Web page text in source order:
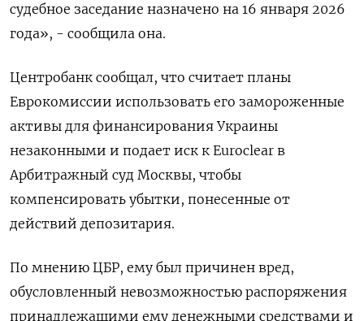
судебное заседание назначено на 16 января 2026
года», - сообщила она.
Центробанк сообщал, что считает планы
Еврокомиссии использовать его замороженные
активы для финансирования Украины
незаконными и подает иск к Euroclear в
Арбитражный суд Москвы, чтобы
компенсировать убытки, понесенные от
действий депозитария.
По мнению ЦБР, ему был причинен вред,
обусловленный невозможностью распоряжения
принадлежащими ему денежными средствами и